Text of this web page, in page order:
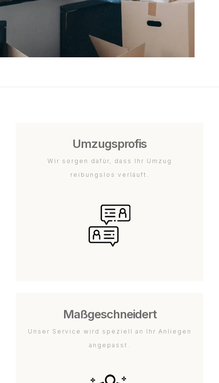
Umzugsprofis
Wir sorgen dafür, dass Ihr Umzug
reibungslos verläuft.
Maßgeschneidert
Unser Service wird speziell an Ihr Anliegen
angepasst.